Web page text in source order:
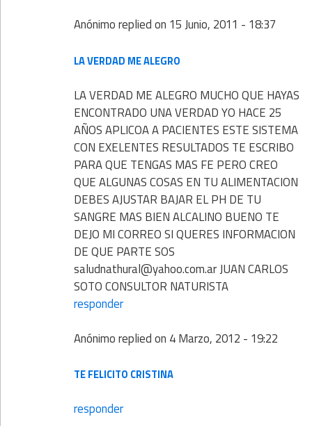
Anónimoreplied on 15 Junio, 2011 - 18:37
LA VERDAD ME ALEGRO
LA VERDAD ME ALEGRO MUCHO QUE HAYAS
ENCONTRADO UNA VERDAD YO HACE 25
AÑOS APLICOA A PACIENTES ESTE SISTEMA
CON EXELENTES RESULTADOS TE ESCRIBO
PARA QUE TENGAS MAS FE PERO CREO
QUE ALGUNAS COSAS EN TU ALIMENTACION
DEBES AJUSTAR BAJAR EL PH DE TU
SANGRE MAS BIEN ALCALINO BUENO TE
DEJO MI CORREO SI QUERES INFORMACION
DE QUE PARTE SOS
saludnathural@yahoo.com.ar JUAN CARLOS
SOTO CONSULTOR NATURISTA
responder
Anónimoreplied on 4 Marzo, 2012 - 19:22
TE FELICITO CRISTINA
responder